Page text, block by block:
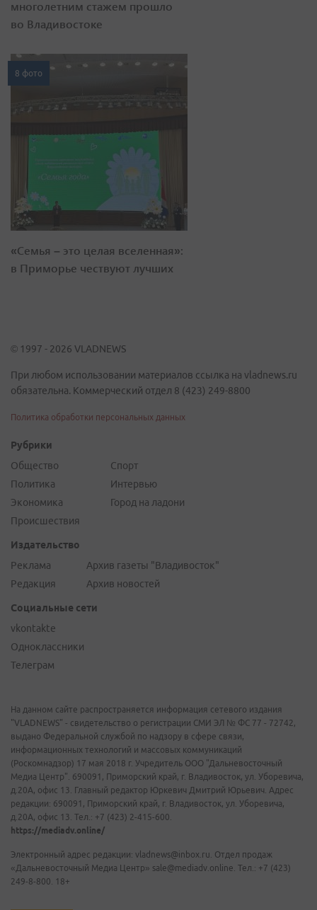
многолетним стажем прошло
во Владивостоке
8 фото
«Семья – это целая вселенная»:
в Приморье чествуют лучших
© 1997 - 2026 VLADNEWS
При любом использовании материалов ссылка на vladnews.ru
обязательна. Коммерческий отдел 8 (423) 249-8800
Политика обработки персональных данных
Рубрики
Общество
Политика
Экономика
Происшествия
Спорт
Интервью
Город на ладони
Издательство
Реклама
Редакция
Архив газеты "Владивосток"
Архив новостей
Социальные сети
vkontakte
Одноклассники
Телеграм
На данном сайте распространяется информация сетевого издания
"VLADNEWS" - свидетельство о регистрации СМИ ЭЛ № ФС 77 - 72742,
выдано Федеральной службой по надзору в сфере связи,
информационных технологий и массовых коммуникаций
(Роскомнадзор) 17 мая 2018 г. Учредитель ООО "Дальневосточный
Медиа Центр". 690091, Приморский край, г. Владивосток, ул. Уборевича,
д.20А, офис 13. Главный редактор Юркевич Дмитрий Юрьевич. Адрес
редакции: 690091, Приморский край, г. Владивосток, ул. Уборевича,
д.20А, офис 13. Тел.: +7 (423) 2-415-600.
https://mediadv.online/
Электронный адрес редакции: vladnews@inbox.ru. Отдел продаж
«Дальневосточный Медиа Центр» sale@mediadv.online. Тел.: +7 (423)
249-8-800. 18+